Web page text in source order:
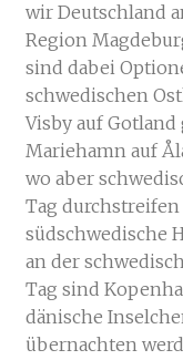
wir Deutschland
Region
sind dabei
schwedischen
Visby auf
Mariehamn auf
wo aber
Tag
südschwedische
an der
Tag sind
dänische
übernachten